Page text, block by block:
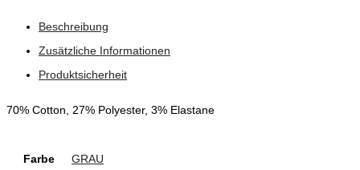
Beschreibung
Zusätzliche Informationen
Produktsicherheit
70% Cotton, 27% Polyester, 3% Elastane
Farbe GRAU